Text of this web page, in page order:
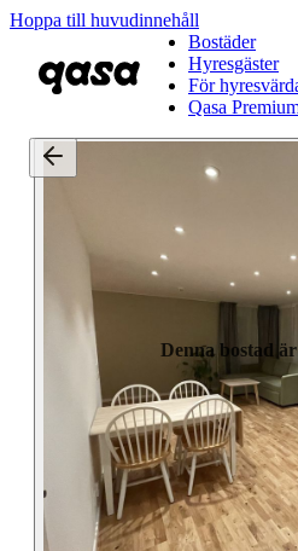
Hoppa till huvudinnehåll
Bostäder
Hyresgäster
För
Qasa
Denna bostad